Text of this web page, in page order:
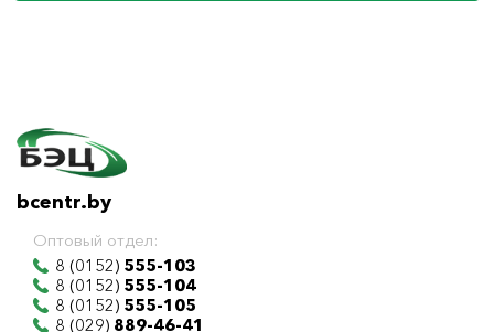
bcentr.by
Оптовый отдел:
8 (0152) 555-103
8 (0152) 555-104
8 (0152) 555-105
8 (029) 889-46-41